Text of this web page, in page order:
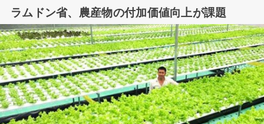
ラムドン省、農産物の付加価値向上が課題